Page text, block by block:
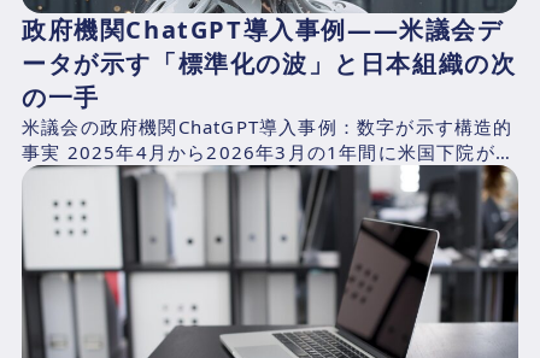
政府機関ChatGPT導入事例——米議会デ
ータが示す「標準化の波」と日本組織の次
の一手
米議会の政府機関ChatGPT導入事例：数字が示す構造的
事実 2025年4月から2026年3月の1年間に米国下院が支
出したAI関連費用を、CNBCが下院支出記録...